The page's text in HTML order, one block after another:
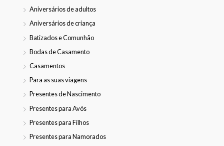
Aniversários de adultos
Aniversários de criança
Batizados e Comunhão
Bodas de Casamento
Casamentos
Para as suas viagens
Presentes de Nascimento
Presentes para Avós
Presentes para Filhos
Presentes para Namorados